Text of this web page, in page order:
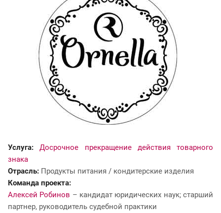
Услуга:Досрочное прекращение действия товарного
знака
Отрасль: Продукты питания / кондитерские изделия
Команда проекта:
Алексей Робинов – кандидат юридических наук; старший
партнер, руководитель судебной практики